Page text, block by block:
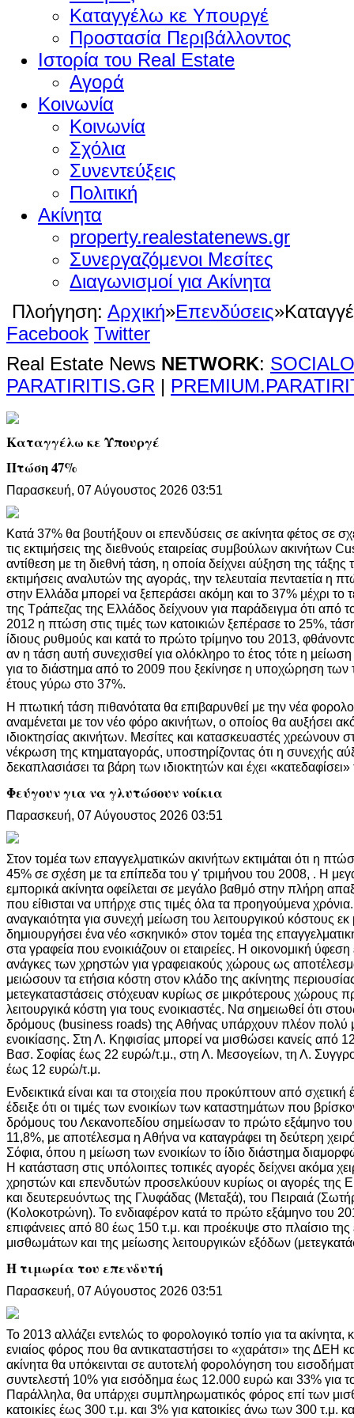
Καταγγέλω κε Υπουργέ
Προστασία Περιβάλλοντος
Ιστορία του Real Estate
Αγορά
Κοινωνία
Κοινωνία
Σχόλια
Συνεντεύξεις
Πολιτική
Ακίνητα
property.realestatenews.gr
Συνεργαζόμενοι Μεσίτες
Διαγωνισμοί για Ακίνητα
Πλοήγηση: Αρχική»Επενδύσεις»
Facebook Twitter
Real Estate News NETWORK:
PARATIRITIS.GR |
Καταγγέλω κε Υπουργέ
Πτώση 47%
Παρασκευή, 07 Αύγουστος 2026 03:51
Κατά 37% θα βουτήξουν οι επενδύσεις σε ακίνητα φέτος σε
τις εκτιμήσεις της διεθνούς εταιρείας συμβούλων ακινήτων
αντίθεση με τη διεθνή τάση, η οποία δείχνει αύξηση της
εκτιμήσεις αναλυτών της αγοράς, την τελευταία πενταετία η
στην Ελλάδα μπορεί να ξεπεράσει ακόμη και το 37% μέχρι το
της Τράπεζας της Ελλάδος δείχνουν για παράδειγμα ότι από
2012 η πτώση στις τιμές των κατοικιών ξεπέρασε το 25%,
ίδιους ρυθμούς και κατά το πρώτο τρίμηνο του 2013,
αν η τάση αυτή συνεχισθεί για ολόκληρο το έτος τότε η
για το διάστημα από το 2009 που ξεκίνησε η υποχώρηση των
έτους γύρω στο 37%.
Η πτωτική τάση πιθανότατα θα επιβαρυνθεί με την νέα
αναμένεται με τον νέο φόρο ακινήτων, ο οποίος θα αυξήσει
ιδιοκτησίας ακινήτων. Μεσίτες και κατασκευαστές χρεώνουν
νέκρωση της κτηματαγοράς, υποστηρίζοντας ότι η συνεχής
δεκαπλασιάσει τα βάρη των ιδιοκτητών και έχει
Φεύγουν για να γλυτώσουν νοίκια
Παρασκευή, 07 Αύγουστος 2026 03:51
Στον τομέα των επαγγελματικών ακινήτων εκτιμάται ότι η
45% σε σχέση με τα επίπεδα του γ' τριμήνου του 2008, . Η
εμπορικά ακίνητα οφείλεται σε μεγάλο βαθμό στην πλήρη
που είθισται να υπήρχε στις τιμές όλα τα προηγούμενα
αναγκαιότητα για συνεχή μείωση του λειτουργικού κόστους
δημιουργήσει ένα νέο «σκηνικό» στον τομέα της
στα γραφεία που ενοικιάζουν οι εταιρείες. Η οικονομική ύφεση
ανάγκες των χρηστών για γραφειακούς χώρους ως
μειώσουν τα ετήσια κόστη στον κλάδο της ακίνητης
μετεγκαταστάσεις στόχευαν κυρίως σε μικρότερους χώρους
λειτουργικά κόστη για τους ενοικιαστές. Να σημειωθεί ότι
δρόμους (business roads) της Αθήνας υπάρχουν πλέον πολύ
ενοικίασης. Στη Λ. Κηφισίας μπορεί να μισθώσει κανείς από
Βασ. Σοφίας έως 22 ευρώ/τ.μ., στη Λ. Μεσογείων, τη Λ.
έως 12 ευρώ/τ.μ.
Ενδεικτικά είναι και τα στοιχεία που προκύπτουν από
έδειξε ότι οι τιμές των ενοικίων των καταστημάτων που
δρόμους του Λεκανοπεδίου σημείωσαν το πρώτο εξάμηνο
11,8%, με αποτέλεσμα η Αθήνα να καταγράφει τη δεύτερη
Σόφια, όπου η μείωση των ενοικίων το ίδιο διάστημα
Η κατάσταση στις υπόλοιπες τοπικές αγορές δείχνει ακόμα
χρηστών και επενδυτών προσελκύουν κυρίως οι αγορές της
και δευτερευόντως της Γλυφάδας (Μεταξά), του Πειραιά
(Κολοκοτρώνη). Το ενδιαφέρον κατά το πρώτο εξάμηνο του
επιφάνειες από 80 έως 150 τ.μ. και προέκυψε στο πλαίσιο
μισθωμάτων και της μείωσης λειτουργικών εξόδων
Η τιμωρία του επενδυτή
Παρασκευή, 07 Αύγουστος 2026 03:51
Το 2013 αλλάζει εντελώς το φορολογικό τοπίο για τα ακίνητα,
ενιαίος φόρος που θα αντικαταστήσει το «χαράτσι» της ΔΕΗ
ακίνητα θα υπόκεινται σε αυτοτελή φορολόγηση του
συντελεστή 10% για εισόδημα έως 12.000 ευρώ και 33% για
Παράλληλα, θα υπάρχει συμπληρωματικός φόρος επί των
κατοικίες έως 300 τ.μ. και 3% για κατοικίες άνω των 300 τ.μ.